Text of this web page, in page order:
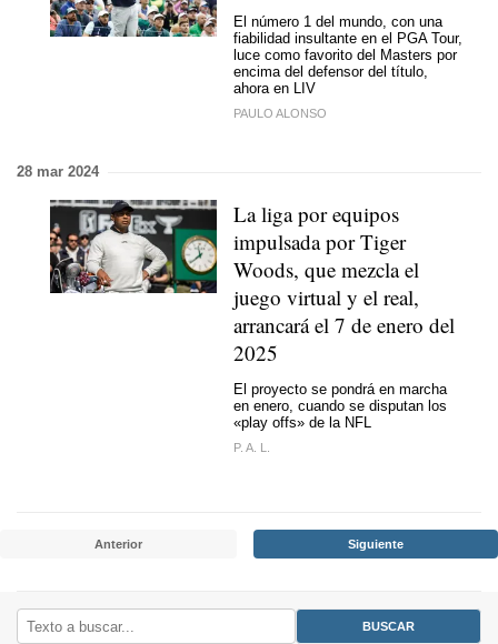
El número 1 del mundo, con una
fiabilidad insultante en el PGA Tour,
luce como favorito del Masters por
encima del defensor del título,
ahora en LIV
PAULO ALONSO
28 mar 2024
La liga por equipos
impulsada por Tiger
Woods, que mezcla el
juego virtual y el real,
arrancará el 7 de enero del
2025
El proyecto se pondrá en marcha
en enero, cuando se disputan los
«play offs» de la NFL
P. A. L.
Anterior Siguiente